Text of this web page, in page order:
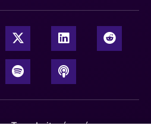
Tous droits réservés